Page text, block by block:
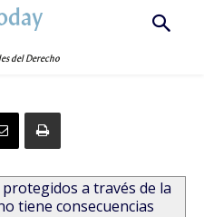
del Derecho
a través de la
tiene consecuencias